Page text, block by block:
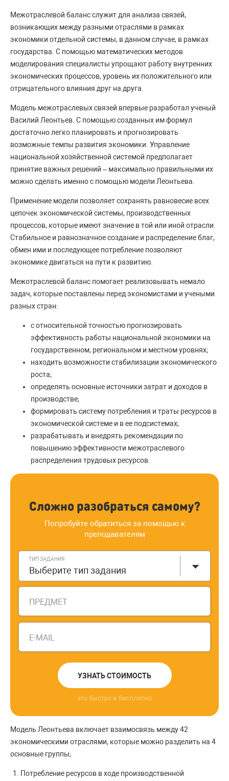
Межотраслевой баланс служит для анализа связей,
возникающих между разными отраслями в рамках
экономики отдельной системы, в данном случае, в рамках
государства. С помощью математических методов
моделирования специалисты упрощают работу внутренних
экономических процессов, уровень их положительного или
отрицательного влияния друг на друга.
Модель межотраслевых связей впервые разработал ученый
Василий Леонтьев. С помощью созданных им формул
достаточно легко планировать и прогнозировать
возможные темпы развития экономики. Управление
национальной хозяйственной системой предполагает
принятие важных решений – максимально правильными их
можно сделать именно с помощью модели Леонтьева.
Применение модели позволяет сохранять равновесие всех
цепочек экономической системы, производственных
процессов, которые имеют значение в той или иной отрасли.
Стабильное и равнозначное создание и распределение благ,
обмен ими и последующее потребление позволяют
экономике двигаться на пути к развитию.
Межотраслевой баланс помогает реализовывать немало
задач, которые поставлены перед экономистами и учеными
разных стран:
с относительной точностью прогнозировать
эффективность работы национальной экономики на
государственном, региональном и местном уровнях;
находить возможности стабилизации экономического
роста;
определять основные источники затрат и доходов в
производстве;
формировать систему потребления и траты ресурсов в
экономической системе и в ее подсистемах;
разрабатывать и внедрять рекомендации по
повышению эффективности межотраслевого
распределения трудовых ресурсов.
Сложно разобраться самому?
Попробуйте обратиться за помощью к
преподавателям
ТИП ЗАДАНИЯ
Выберите тип задания
ПРЕДМЕТ
E-MAIL
УЗНАТЬ СТОИМОСТЬ
это быстро и бесплатно
Модель Леонтьева включает взаимосвязь между 42
экономическими отраслями, которые можно разделить на 4
основные группы;
Потребление ресурсов в ходе производственной